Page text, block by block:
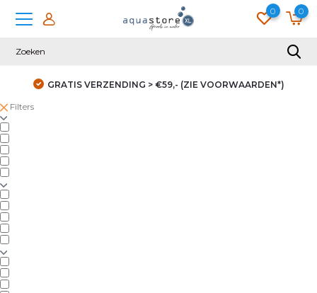
0 0
GRATIS VERZENDING > €59,- (ZIE VOORWAARDEN*)
Filters